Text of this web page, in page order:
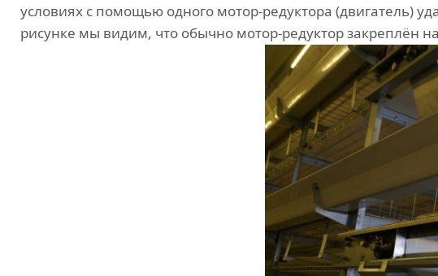
условиях с помощью одного мотор-редуктора (двигатель)
рисунке мы видим, что обычно мотор-редуктор закреплён